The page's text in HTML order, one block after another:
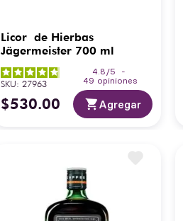
Licor de Hierbas
Jägermeister 700 ml
4.8/5
-
49 opiniones
SKU:27963
$530.00 Agregar